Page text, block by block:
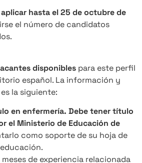
aplicar hasta el 25 de octubre de
el número de candidatos
disponibles para este perfil
español. La información y
la siguiente:
en enfermería. Debe tener título
el Ministerio de Educación de
como soporte de su hoja de
meses de experiencia relacionada